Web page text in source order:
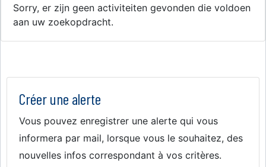
Sorry, er zijn geen activiteiten gevonden die voldoen
aan uw zoekopdracht.
Créer une alerte
Vous pouvez enregistrer une alerte qui vous
informera par mail, lorsque vous le souhaitez, des
nouvelles infos correspondant à vos critères.